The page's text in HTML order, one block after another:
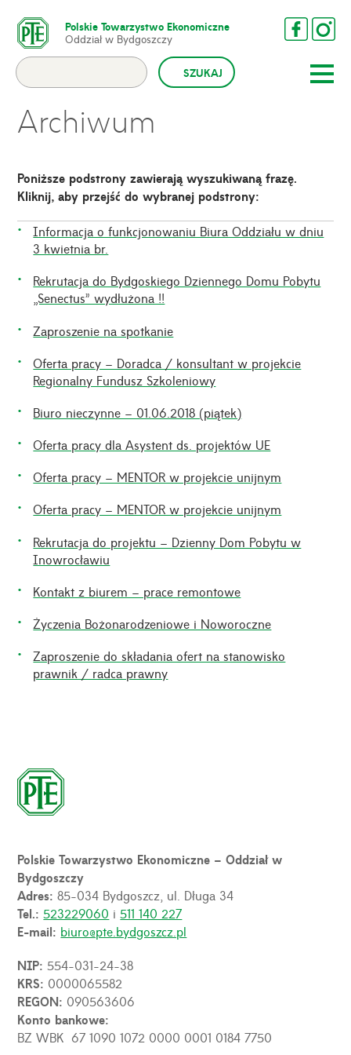
Polskie Towarzystwo Ekonomiczne
Oddział w Bydgoszczy
Archiwum
Poniższe podstrony zawierają wyszukiwaną frazę.
Kliknij, aby przejść do wybranej podstrony:
Informacja o funkcjonowaniu Biura Oddziału w dniu
3 kwietnia br.
Rekrutacja do Bydgoskiego Dziennego Domu Pobytu
„Senectus” wydłużona !!
Zaproszenie na spotkanie
Oferta pracy – Doradca / konsultant w projekcie
Regionalny Fundusz Szkoleniowy
Biuro nieczynne – 01.06.2018 (piątek)
Oferta pracy dla Asystent ds. projektów UE
Oferta pracy – MENTOR w projekcie unijnym
Oferta pracy – MENTOR w projekcie unijnym
Rekrutacja do projektu – Dzienny Dom Pobytu w
Inowrocławiu
Kontakt z biurem – prace remontowe
Życzenia Bożonarodzeniowe i Noworoczne
Zaproszenie do składania ofert na stanowisko
prawnik / radca prawny
Polskie Towarzystwo Ekonomiczne – Oddział w
Bydgoszczy
Adres:85-034 Bydgoszcz, ul. Długa 34
Tel.:523229060 i511 140 227
E-mail: biuro@pte.bydgoszcz.pl
NIP:554-031-24-38
KRS: 0000065582
REGON: 090563606
Konto bankowe:
BZ WBK 67 1090 1072 0000 0001 0184 7750